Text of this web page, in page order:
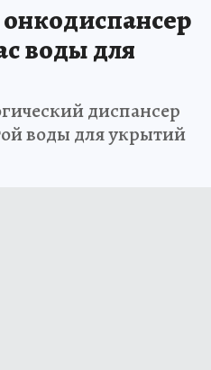
воды для
диспансер
воды для укрытий